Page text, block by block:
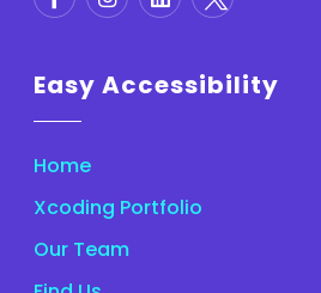
Easy Accessibility
Home
Xcoding Portfolio
Our Team